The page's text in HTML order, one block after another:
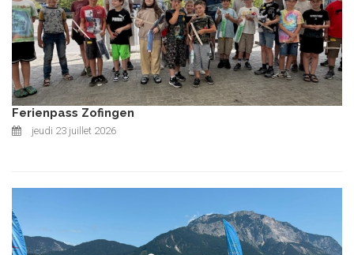
Ferienpass Zofingen
jeudi 23 juillet 2026